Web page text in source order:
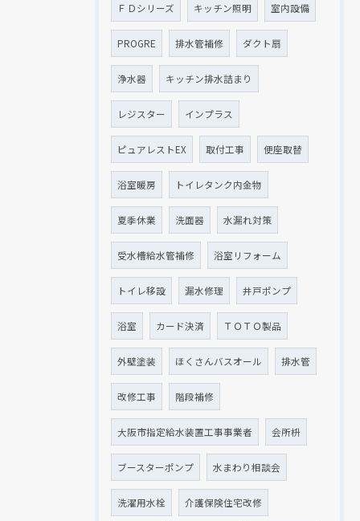
ＦＤシリーズ キッチン照明 室内設備
PROGRE 排水管補修 ダクト扇
浄水器 キッチン排水詰まり
レジスター インプラス
ピュアレストEX 取付工事 便座取替
浴室暖房 トイレタンク内金物
夏季休業 洗面器 水漏れ対策
受水槽給水管補修 浴室リフォーム
トイレ移設 漏水修理 井戸ポンプ
浴室 カード決済 ＴＯＴＯ製品
外壁塗装 ほくさんバスオール 排水管
改修工事 階段補修
大阪市指定給水装置工事事業者 会所枡
ブースターポンプ 水まわり相談会
洗濯用水栓 介護保険住宅改修